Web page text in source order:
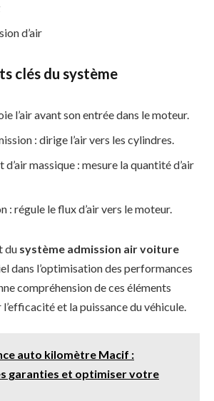
d’air
clés du système
l’air avant son entrée dans le moteur.
: dirige l’air vers les cylindres.
massique : mesure la quantité d’air
: régule le flux d’air vers le moteur.
du système admission air voiture
dans l’optimisation des performances
compréhension de ces éléments
et la puissance du véhicule.
auto kilomètre Macif :
garanties et optimiser votre